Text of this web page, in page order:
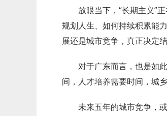
放眼当下，“长期主义”
规划人生、如何持续积累能
展还是城市竞争，真正决定
对于广东而言，也是如
间，人才培养需要时间，城
未来五年的城市竞争，